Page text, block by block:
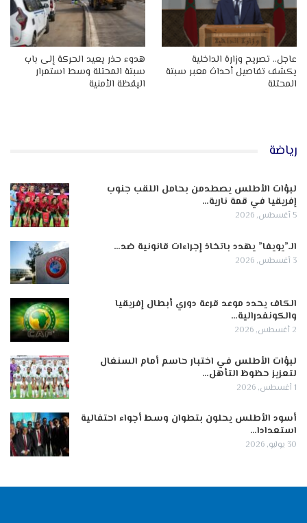
عاجل.. تصريح وزارة الداخلية
يكشف تفاصيل أحداث معبر سبتة
المحتلة
هدوء حذر يعيد الحركة إلى باب
سبتة المحتلة وسط استمرار
اليقظة الأمنية
رياضة
لبؤات الأطلس يصطدمن بحامل اللقب جنوب
إفريقيا في قمة نارية…
5 أغسطس, 2026
الـ”يويفا” يهدد باتخاذ إجراءات قانونية ضد…
3 أغسطس, 2026
الكاف يحدد موعد قرعة دوري أبطال إفريقيا
والكونفدرالية…
2 أغسطس, 2026
لبؤات الأطلس في اختبار حاسم أمام السنغال
لتعزيز حظوظ التأهل…
1 أغسطس, 2026
أسود الأطلس يحلون بتطوان وسط أجواء احتفالية
استعدادا…
30 يوليو, 2026